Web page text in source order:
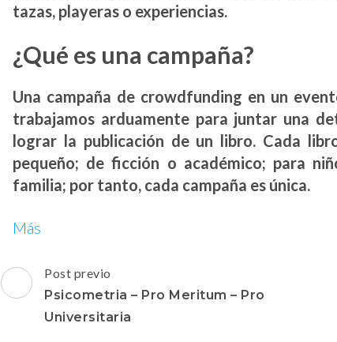
tazas, playeras o experiencias.
¿Qué es una campaña?
Una campaña de crowdfunding en un
trabajamos arduamente para juntar una
lograr la publicación de un libro. Cada
pequeño; de ficción o académico; para
familia; por tanto, cada campaña es única.
Más
Navegacion
de
post
Post previo
Psicometria – Pro Meritum – Pro
Universitaria